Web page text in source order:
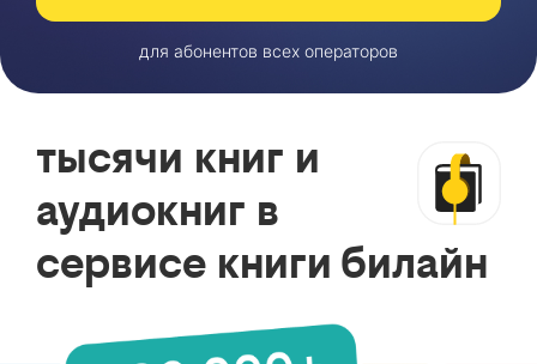
для абонентов всех операторов
тысячи книг и
аудиокниг в
сервисе книги билайн